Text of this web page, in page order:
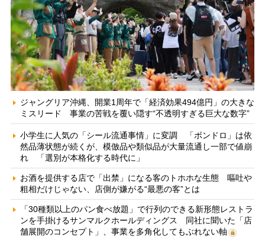
ジャングリア沖縄、開業1周年で「経済効果494億円」の大きな
ミスリード 事業の苦戦を覆い隠す“不透明すぎる巨大な数字”
小学生に人気の「シール流通事情」に変調 「ボンドロ」は依
然品薄状態が続くが、模倣品や類似品が大量流通し一部で値崩
れ 「選別が本格化する時代に」
お酒を提供する店で「出禁」になる客のトホホな生態 嘔吐や
粗相だけじゃない、店側が嫌がる“最悪の客”とは
「30種類以上のパン食べ放題」で行列のできる新形態レストラ
ンを手掛けるサンマルクホールディングス 同社に聞いた「店
舗展開のコンセプト」、事業を多角化してもぶれない軸